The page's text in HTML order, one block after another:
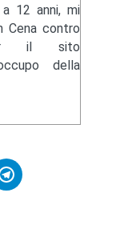
12 anni, mi
Cena contro
il sito
della